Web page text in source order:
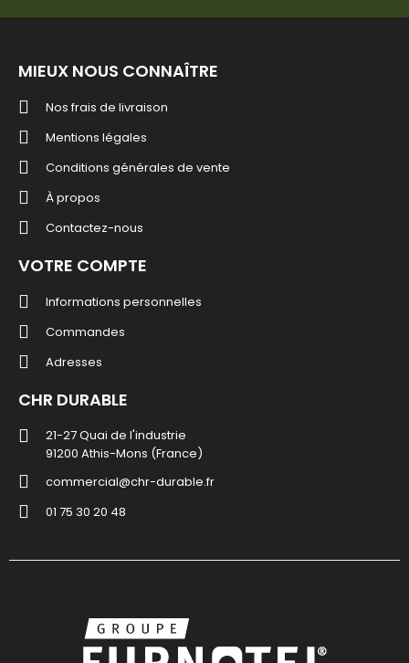
MIEUX NOUS CONNAÎTRE
Nos frais de livraison
Mentions légales
Conditions générales de vente
À propos
Contactez-nous
VOTRE COMPTE
Informations personnelles
Commandes
Adresses
CHR DURABLE
21-27 Quai de l'industrie
91200 Athis-Mons (France)
commercial@chr-durable.fr
01 75 30 20 48